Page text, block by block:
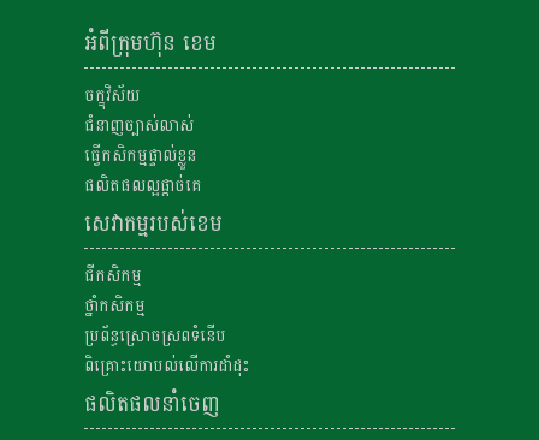
អំពីក្រុមហ៊ុន ខេម
ចក្ខុវិស័យ
ជំនាញច្បាស់លាស់
ធ្វើកសិកម្មផ្ទាល់ខ្លួន
ផលិតផលល្អផ្តាច់គេ
សេវាកម្មរបស់ខេម
ជីកសិកម្ម
ថ្នាំកសិកម្ម
ប្រព័ន្ធស្រោចស្រពទំនើប
ពិគ្រោះយោបល់លើការដាំដុះ
ផលិតផលនាំចេញ